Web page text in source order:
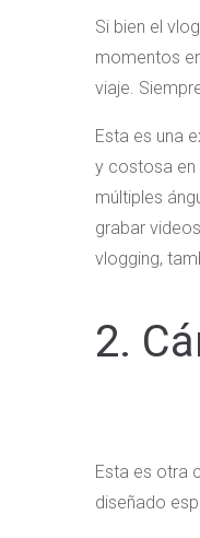
Si bien el
momentos
viaje.
Esta es una
y costosa en
múltiples
grabar
vlogging,
2.
Esta es otra
diseñado